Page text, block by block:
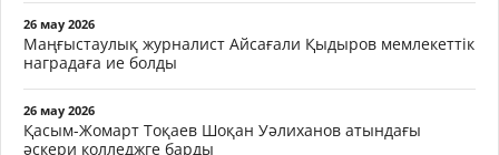
26 мау 2026
Маңғыстаулық журналист Айсағали Қыдыров мемлекеттік
наградаға ие болды
26 мау 2026
Қасым-Жомарт Тоқаев Шоқан Уәлиханов атындағы
әскери колледжге барды